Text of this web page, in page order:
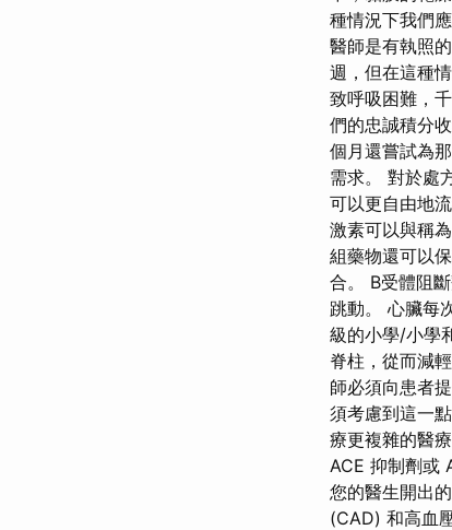
種情況下我們
醫師是有執照
週，但在這種
致呼吸困難，
們的忠誠積分
個月還嘗試為
需求。 對於處
可以更自由地
激素可以與稱
組藥物還可以
合。 Β受體阻
跳動。 心臟每
級的小學/小學
脊柱，從而減
師必須向患者
須考慮到這一
療更複雜的醫
ACE 抑制劑或
您的醫生開出
(CAD) 和高血